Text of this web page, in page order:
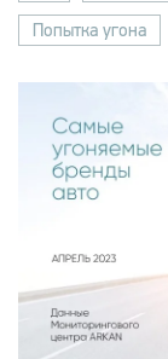
Попытка угона